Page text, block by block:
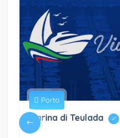
Porto
Marina di Teulada